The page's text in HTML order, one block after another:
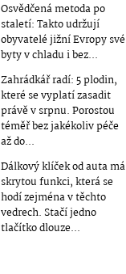
Osvědčená metoda po
staletí: Takto udržují
obyvatelé jižní Evropy své
byty v chladu i bez...
Zahrádkář radí: 5 plodin,
které se vyplatí zasadit
právě v srpnu. Porostou
téměř bez jakékoliv péče
až do...
Dálkový klíček od auta má
skrytou funkci, která se
hodí zejména v těchto
vedrech. Stačí jedno
tlačítko dlouze...